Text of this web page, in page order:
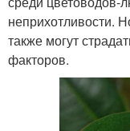
неприхотливости.
также могут
факторов.